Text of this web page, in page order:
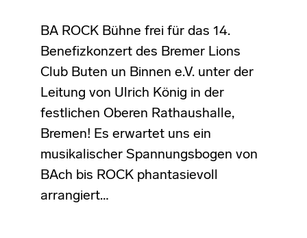
BA ROCK Bühne frei für das 14.
Benefizkonzert des Bremer Lions
Club Buten un Binnen e.V. unter der
Leitung von Ulrich König in der
festlichen Oberen Rathaushalle,
Bremen! Es erwartet uns ein
musikalischer Spannungsbogen von
BAch bis ROCK phantasievoll
arrangiert…